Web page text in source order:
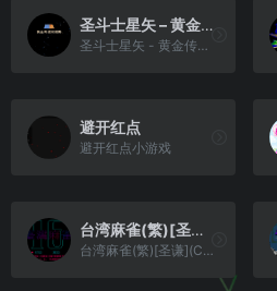
圣斗士星矢 – 黄金传说完结篇(简)[勇者](JP)[RPG](2Mb)
圣斗士星矢 - 黄金传说完结篇(简)[勇者](JP)[RPG](2Mb)
避开红点
避开红点小游戏
台湾麻雀(繁)[圣谦](CN)[TAB](0.37Mb)
台湾麻雀(繁)[圣谦](CN)[TAB](0.37Mb)